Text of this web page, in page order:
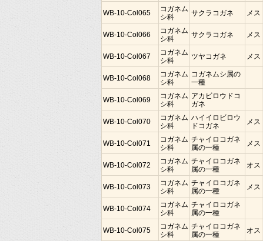
WB-10-Col065
コガネム
シ科
サクラコガネ メス
WB-10-Col066
コガネム
シ科
サクラコガネ メス
WB-10-Col067
コガネム
シ科
ツヤコガネ メス
WB-10-Col068
コガネム
シ科
コガネムシ属の
一種
WB-10-Col069
コガネム
シ科
アカビロウドコ
ガネ
WB-10-Col070
コガネム
シ科
ハイイロビロウ
ドコガネ
メス
WB-10-Col071
コガネム
シ科
チャイロコガネ
属の一種
メス
WB-10-Col072
コガネム
シ科
チャイロコガネ
属の一種
オス
WB-10-Col073
コガネム
シ科
チャイロコガネ
属の一種
メス
WB-10-Col074
コガネム
シ科
チャイロコガネ
属の一種
WB-10-Col075
コガネム
シ科
チャイロコガネ
属の一種
オス